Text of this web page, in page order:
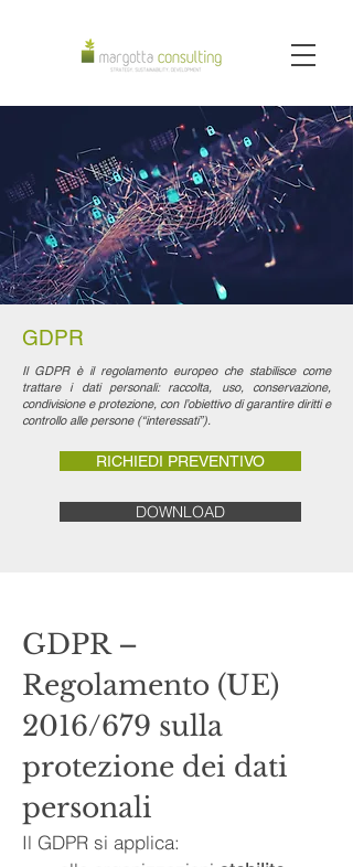
GDPR
Il GDPR è il regolamento europeo che stabilisce come
trattare i dati personali: raccolta, uso, conservazione,
condivisione e protezione, con l’obiettivo di garantire diritti e
controllo alle persone (“interessati”).
RICHIEDI PREVENTIVO
DOWNLOAD
GDPR –
Regolamento (UE)
2016/679 sulla
protezione dei dati
personali
Il GDPR si applica: